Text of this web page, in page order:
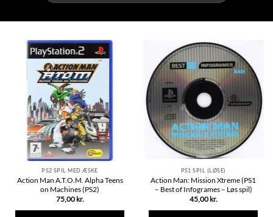
PS2 SPIL MED ÆSKE
Action Man A.T.O.M. Alpha Teens
on Machines (PS2)
75,00 kr.
PS1 SPIL (LØSE)
Action Man: Mission Xtreme (PS1
– Best of Infogrames – Løs spil)
45,00 kr.